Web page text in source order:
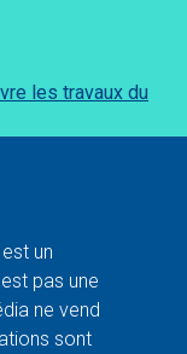
les travaux du
un
pas une
ne vend
sont